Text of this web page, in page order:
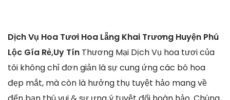
Dịch Vụ Hoa Tươi Hoa Lẵng Khai Trương Huyện Phú
Lộc Gía Rẻ,Uy Tín Thương Mại Dịch Vụ hoa tươi của
tôi không chỉ đơn giản là sự cung ứng các bó hoa
đẹp mắt, mà còn là hưởng thụ tuyệt hảo mang về